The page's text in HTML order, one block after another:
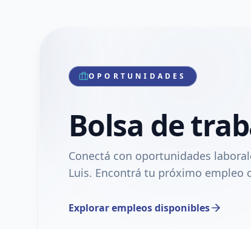
OPORTUNIDADES
Bolsa de
Conectá con oportunidades
Luis. Encontrá tu próximo empleo
Explorar empleos disponibles